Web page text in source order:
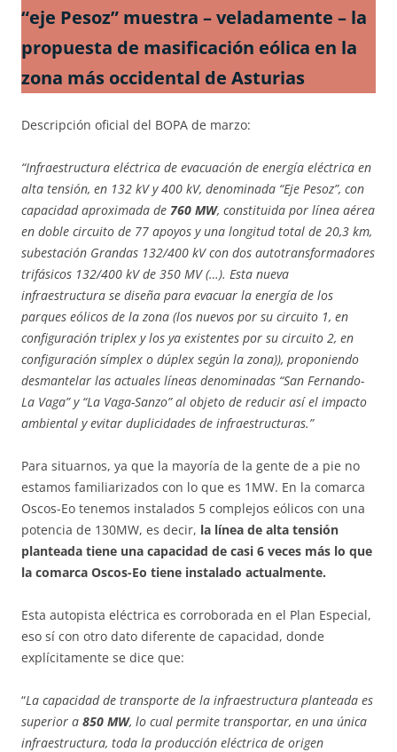
“eje Pesoz” muestra – veladamente – la
propuesta de masificación eólica en la
zona más occidental de Asturias
Descripción oficial del BOPA de marzo:
“Infraestructura eléctrica de evacuación de energía eléctrica en
alta tensión, en 132 kV y 400 kV, denominada “Eje Pesoz”, con
capacidad aproximada de 760 MW, constituida por línea aérea
en doble circuito de 77 apoyos y una longitud total de 20,3 km,
subestación Grandas 132/400 kV con dos autotransformadores
trifásicos 132/400 kV de 350 MV (…). Esta nueva
infraestructura se diseña para evacuar la energía de los
parques eólicos de la zona (los nuevos por su circuito 1, en
configuración triplex y los ya existentes por su circuito 2, en
configuración símplex o dúplex según la zona)), proponiendo
desmantelar las actuales líneas denominadas “San Fernando-
La Vaga” y “La Vaga-Sanzo” al objeto de reducir así el impacto
ambiental y evitar duplicidades de infraestructuras.”
Para situarnos, ya que la mayoría de la gente de a pie no
estamos familiarizados con lo que es 1MW. En la comarca
Oscos-Eo tenemos instalados 5 complejos eólicos con una
potencia de 130MW, es decir, la línea de alta tensión
planteada tiene una capacidad de casi 6 veces más lo que
la comarca Oscos-Eo tiene instalado actualmente.
Esta autopista eléctrica es corroborada en el Plan Especial,
eso sí con otro dato diferente de capacidad, donde
explícitamente se dice que:
“La capacidad de transporte de la infraestructura planteada es
superior a 850 MW, lo cual permite transportar, en una única
infraestructura, toda la producción eléctrica de origen